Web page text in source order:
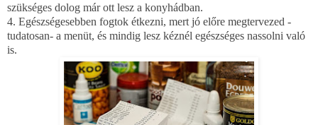
szükséges dolog már ott lesz a konyhádban.
4. Egészségesebben fogtok étkezni, mert jó előre megtervezed -
tudatosan- a menüt, és mindig lesz kéznél egészséges nassolni való
is.